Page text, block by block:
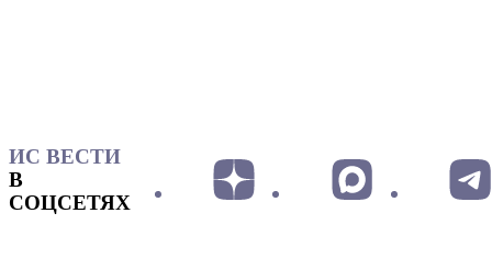
ИС ВЕСТИ
В
СОЦСЕТЯХ